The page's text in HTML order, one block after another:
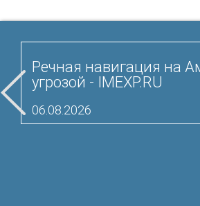
Речная навигация на
угрозой - IMEXP.RU
06.08.2026